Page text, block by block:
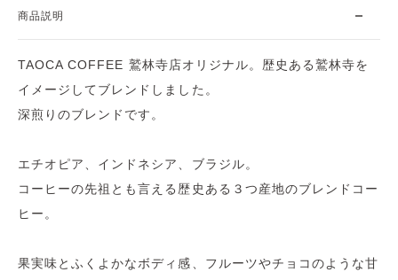
商品説明
TAOCA COFFEE 鷲林寺店オリジナル。歴史ある鷲林寺を
イメージしてブレンドしました。
深煎りのブレンドです。
エチオピア、インドネシア、ブラジル。
コーヒーの先祖とも言える歴史ある３つ産地のブレンドコー
ヒー。
果実味とふくよかなボディ感、フルーツやチョコのような甘